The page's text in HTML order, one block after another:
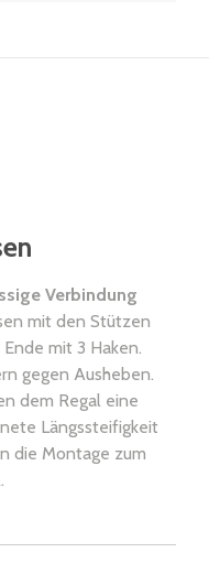
Verbindung
mit den Stützen
mit 3 Haken.
gegen Ausheben.
dem Regal eine
Längssteifigkeit
die Montage zum